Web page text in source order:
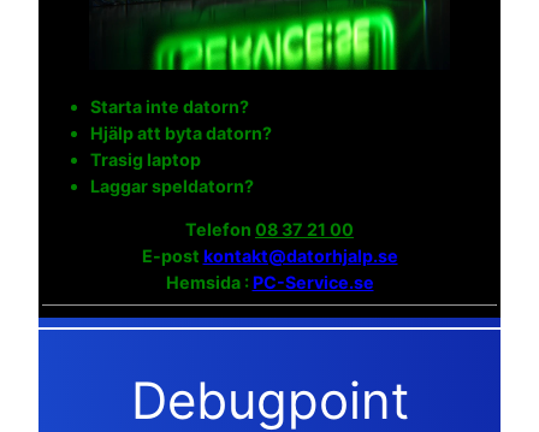
Starta inte datorn?
Hjälp att byta datorn?
Trasig laptop
Laggar speldatorn?
Telefon 08 37 21 00
E-post kontakt@datorhjalp.se
Hemsida :PC-Service.se
Debugpoint